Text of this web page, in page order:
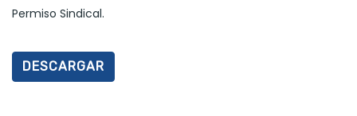
Permiso Sindical.
DESCARGAR